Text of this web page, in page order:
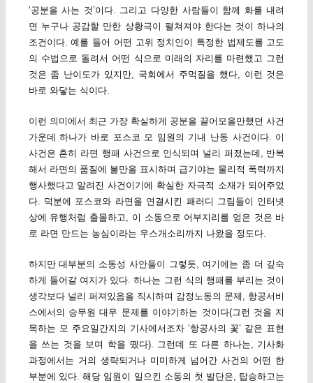
‘공분을 사는 것’이다. 그리고 다양한 사람들이 함께 화를 내려
면 누구나 공감할 만한 상황극이 펼쳐져야 한다는 것이 하나의
조건이다. 예를 들어 어떤 고위 정치인이 특정한 법제도를 고도
의 수법으로 돌려서 어떤 식으로 미래의 자리를 마련했고 그런
것은 좀 난이도가 있지만, 국회에서 주먹질을 했다, 이런 것은
바로 와닿는 식이다.
이런 의미에서 최근 가장 확실하게 공분을 끌어모을만했던 사건
가운데 하나가 바로 포스코 모 임원의 기내 난동 사건이다. 이
사건은 흔히 라면 행패 사건으로 인식되며 널리 퍼졌는데, 반복
해서 라면의 품질에 불만을 표시하며 급기야는 물리적 폭력까지
행사했다고 알려진 사건이기에 확실한 자극적 소재가 되어주었
다. 덕분에 포스코와 라면을 연결시킨 패러디 그림들이 인터넷
상에 유행처럼 출몰하고, 이 소동으로 어부지리를 얻은 것은 바
로 라면 만드는 농심이라는 우스개소리까지 나왔을 정도다.
하지만 대부분의 소동성 사안들이 그렇듯, 여기에는 좀 더 깊숙
하게 들어갈 여지가 있다. 하나는 그런 식의 행패를 부리는 것이
생각보다 널리 퍼져있음을 직시하며 감정노동의 문제, 항공서비
스에서의 승무원 대우 문제를 이야기하는 것이다(그런 것을 지
목하는 모 주요일간지의 기사에서조차 ‘항공사의 꽃’ 같은 표현
을 쓰는 것을 보며 학을 뗐다). 그런데 또 다른 하나는, 기사화
과정에서는 거의 생략되거나 미미하게 넘어간 사건의 어떤 한
부분에 있다. 해당 임원이 일으킨 소동의 첫 발단은, 탑승하고는